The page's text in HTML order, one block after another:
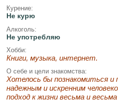
Курение:
Не курю
Алкоголь:
Не употребляю
Хобби:
Книги, музыка, интернет.
О себе и цели знакомства:
Хотелось бы познакомиться
надежным и искренним
подход к жизни весьма и